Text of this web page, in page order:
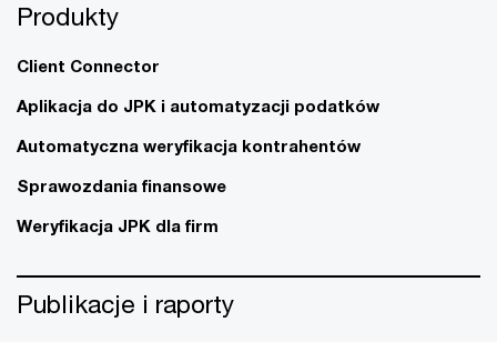
Produkty
Client Connector
Aplikacja do JPK i automatyzacji podatków
Automatyczna weryfikacja kontrahentów
Sprawozdania finansowe
Weryfikacja JPK dla firm
Publikacje i raporty